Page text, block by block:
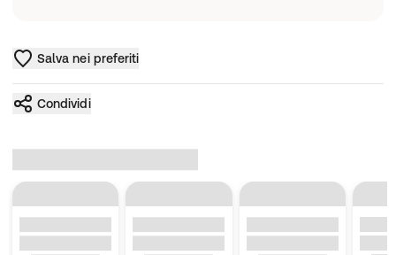
Salva nei preferiti
Condividi